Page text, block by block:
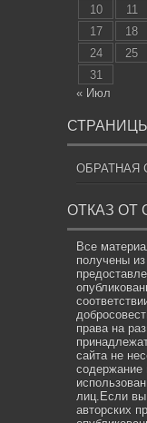
10
11
17
18
24
25
31
« Июл
СТРАНИЦЫ
ОБРАТНАЯ
ОТКАЗ ОТ
Все
получены
права на
сайта не
содержание
лиц.Если вы
авторских